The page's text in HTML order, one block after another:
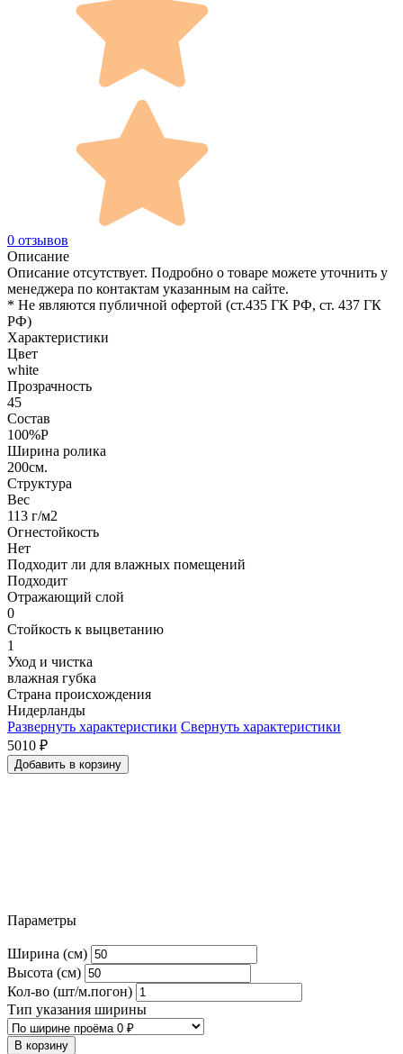
0 отзывов
Описание
Описание отсутствует. Подробно о товаре можете уточнить у
менеджера по контактам указанным на сайте.
* Не являются публичной офертой (ст.435 ГК РФ, cт. 437 ГК
РФ)
Характеристики
Цвет
white
Прозрачность
45
Состав
100%P
Ширина ролика
200см.
Структура
Вес
113 г/м2
Огнестойкость
Нет
Подходит ли для влажных помещений
Подходит
Отражающий слой
0
Стойкость к выцветанию
1
Уход и чистка
влажная губка
Страна происхождения
Нидерланды
Развернуть характеристики Свернуть характеристики
5010 ₽
Добавить в корзину
Параметры
Ширина (см)
Высота (см)
Кол-во (шт/м.погон)
Тип указания ширины
В корзину